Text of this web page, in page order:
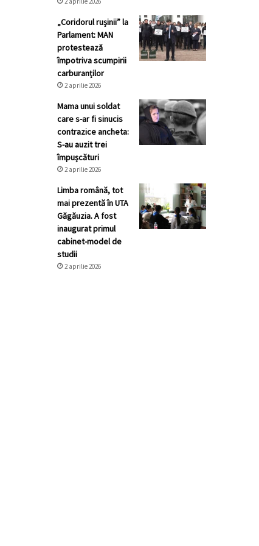
„Coridorul rușinii” la
Parlament: MAN
protestează
împotriva scumpirii
carburanților
2 aprilie 2026
Mama unui soldat
care s-ar fi sinucis
contrazice ancheta:
S-au auzit trei
împușcături
2 aprilie 2026
Limba română, tot
mai prezentă în UTA
Găgăuzia. A fost
inaugurat primul
cabinet-model de
studii
2 aprilie 2026